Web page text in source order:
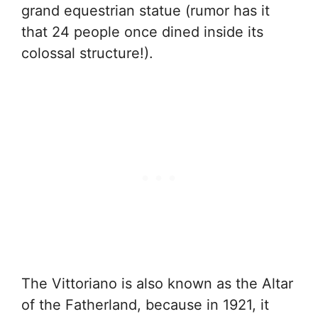
grand equestrian statue (rumor has it
that 24 people once dined inside its
colossal structure!).
The Vittoriano is also known as the Altar
of the Fatherland, because in 1921, it